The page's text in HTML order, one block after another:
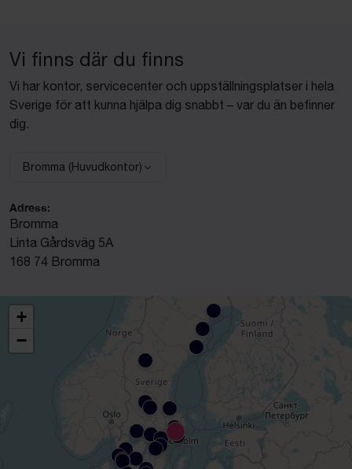
Vi finns där du finns
Vi har kontor, servicecenter och uppställningsplatser i hela
Sverige för att kunna hjälpa dig snabbt – var du än befinner
dig.
Välj anläggning:
Bromma (Huvudkontor)
Adress:
Bromma
Linta Gårdsväg 5A
168 74 Bromma
+
−